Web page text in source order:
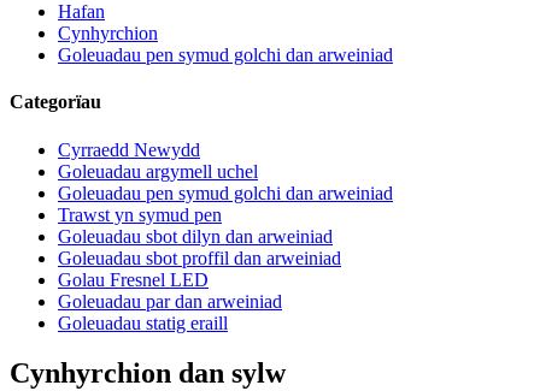
Hafan
Cynhyrchion
Goleuadau pen symud golchi dan arweiniad
Categorïau
Cyrraedd Newydd
Goleuadau argymell uchel
Goleuadau pen symud golchi dan arweiniad
Trawst yn symud pen
Goleuadau sbot dilyn dan arweiniad
Goleuadau sbot proffil dan arweiniad
Golau Fresnel LED
Goleuadau par dan arweiniad
Goleuadau statig eraill
Cynhyrchion dan sylw